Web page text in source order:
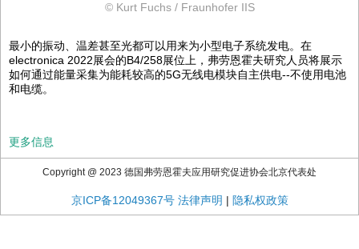
© Kurt Fuchs / Fraunhofer IIS
最小的振动、温差甚至光都可以用来为小型电子系统发电。在
electronica 2022展会的B4/258展位上，弗劳恩霍夫研究人员将展示
如何通过能量采集为能耗较高的5G无线电模块自主供电--不使用电池
和电缆。
更多信息
Copyright @ 2023 德国弗劳恩霍夫应用研究促进协会北京代表处
京ICP备12049367号 法律声明 | 隐私权政策